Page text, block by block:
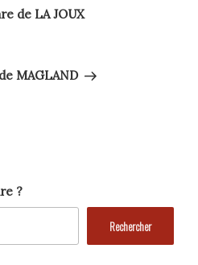
de LA JOUX
MAGLAND
?
Rechercher